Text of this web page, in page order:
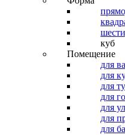
куб
Помещение
для
для
для
для
для
для
для